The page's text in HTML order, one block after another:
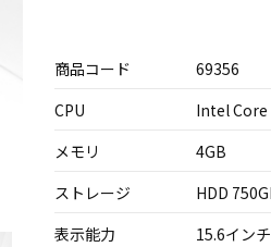
商品コード
69356
CPU
Intel Core
メモリ
4GB
ストレージ
HDD
表示能力
15.6インチ